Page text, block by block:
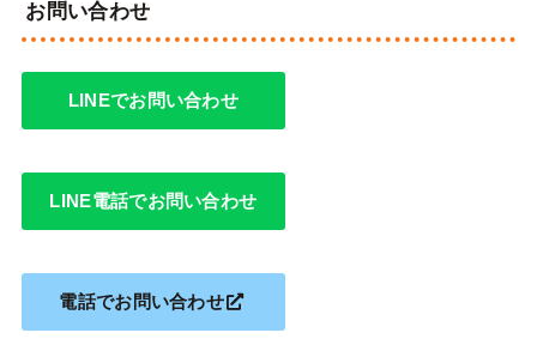
お問い合わせ
LINEでお問い合わせ
LINE電話でお問い合わせ
電話でお問い合わせ